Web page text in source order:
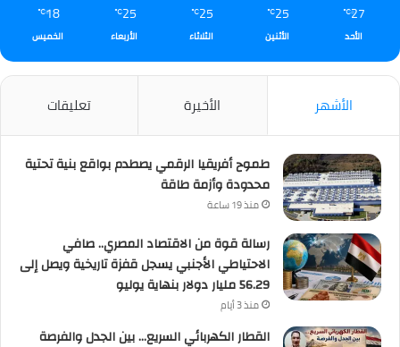
27
℃
الأحد
25
℃
الأثنين
25
℃
الثلاثاء
25
℃
الأربعاء
18
℃
الخميس
الأشهر الأخيرة تعليقات
طموح أفريقيا الرقمي يصطدم بواقع بنية تحتية
محدودة وأزمة طاقة
منذ 19 ساعة
رسالة قوة من الاقتصاد المصري.. صافي
الاحتياطي الأجنبي يسجل قفزة تاريخية ويصل إلى
56.29 مليار دولار بنهاية يوليو
منذ 3 أيام
القطار الكهربائي السريع… بين الجدل والفرصة